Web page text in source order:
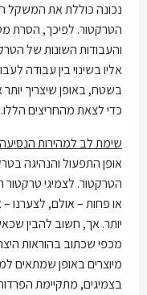
נכונה כוללת את המשקל
הטרקטור. לפיכך, הסרת
והעבודות השונות של
אליו בשינוי בין עבודה
בשטח, באופן שיצריך
כדי לצאת מהחריצים הללו.
שימת לב למהירות הנסיעה
אופן התפעול והנהיגה
או פחות – אולם, לצערנו
יותר. אך, חשוב להבין
מכפי שכתוב בהוראות
מיוצרים באופן שמתאים
בצמיגים, מתקיימת